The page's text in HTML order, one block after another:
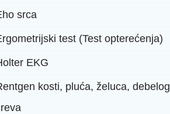
srca
test (Test opterećenja)
EKG
kosti, pluća, želuca, debelog